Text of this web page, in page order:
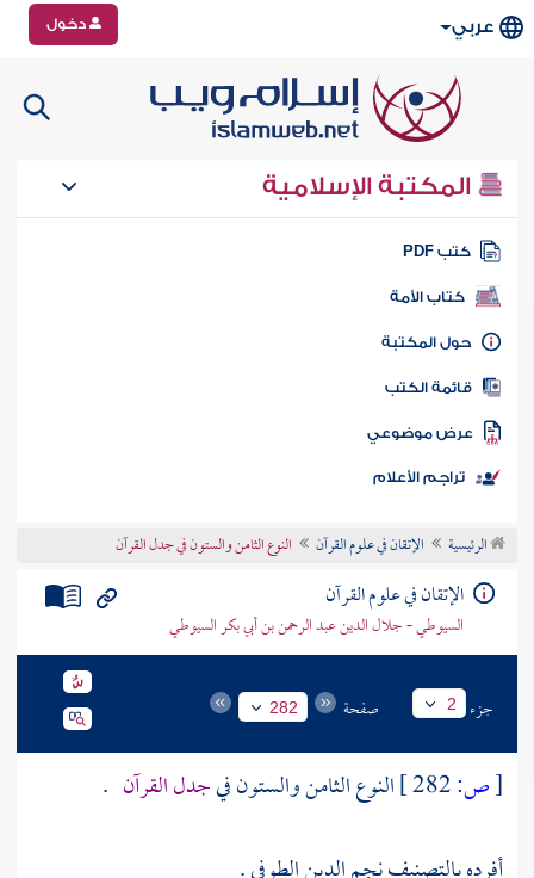
عربي دخول
المكتبة الإسلامية
كتب PDF
كتاب الأمة
المكتبة
الكتب
موضوعي
تراجم الأعلام
الرئيسية الإتقان في علوم القرآن النوع الثامن والستون في جدل القرآن
الإتقان في علوم القرآن
السيوطي - جلال الدين عبد الرحمن بن أبي بكر السيوطي
جزء 2 صفحة 282
[ص: النوع الثامن والستون فيجدل القرآن .